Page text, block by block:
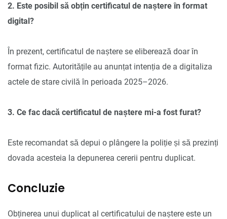
2. Este posibil să obțin certificatul de naștere în format
digital?
În prezent, certificatul de naștere se eliberează doar în
format fizic. Autoritățile au anunțat intenția de a digitaliza
actele de stare civilă în perioada 2025–2026.
3. Ce fac dacă certificatul de naștere mi-a fost furat?
Este recomandat să depui o plângere la poliție și să prezinți
dovada acesteia la depunerea cererii pentru duplicat.
Concluzie
Obținerea unui duplicat al certificatului de naștere este un